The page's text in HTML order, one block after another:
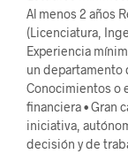
Al menos 2 años
(Licenciatura,
Experiencia
un departamento
Conocimientos o
financiera • Gran
iniciativa,
decisión y de